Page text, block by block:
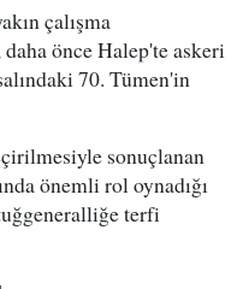
çalışma
önce Halep'te askeri
70. Tümen'in
sonuçlanan
önemli rol oynadığı
terfi